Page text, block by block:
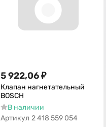
5 922,06₽
Клапан нагнетательный
BOSCH
В наличии
Артикул 2 418 559 054